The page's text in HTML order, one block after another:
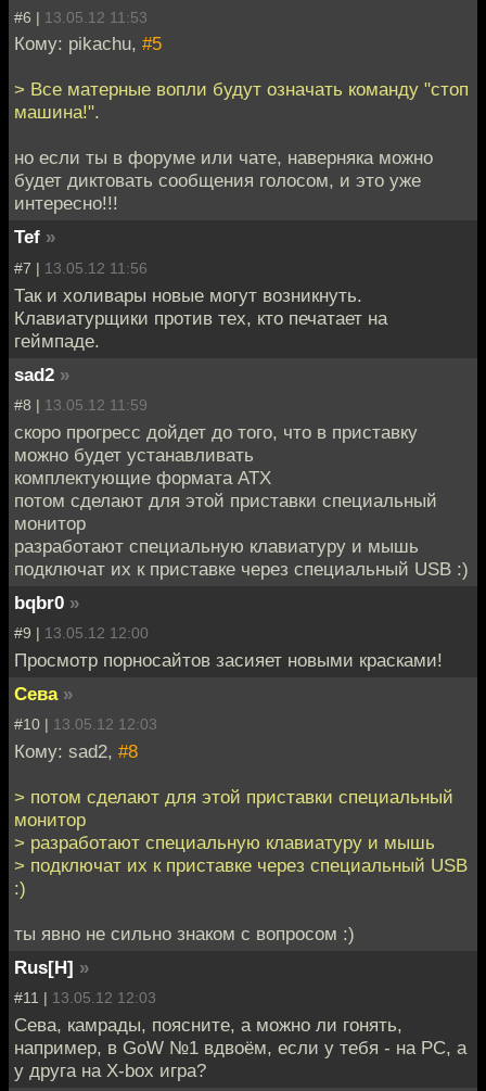
#6 | 13.05.12 11:53
Кому: pikachu, #5
> Все матерные вопли будут означать команду "стоп
машина!".
но если ты в форуме или чате, наверняка можно
будет диктовать сообщения голосом, и это уже
интересно!!!
Tef »
#7 | 13.05.12 11:56
Так и холивары новые могут возникнуть.
Клавиатурщики против тех, кто печатает на
геймпаде.
sad2 »
#8 | 13.05.12 11:59
скоро прогресс дойдет до того, что в приставку
можно будет устанавливать
комплектующие формата АТХ
потом сделают для этой приставки специальный
монитор
разработают специальную клавиатуру и мышь
подключат их к приставке через специальный USB :)
bqbr0 »
#9 | 13.05.12 12:00
Просмотр порносайтов засияет новыми красками!
Сева »
#10 | 13.05.12 12:03
Кому: sad2, #8
> потом сделают для этой приставки специальный
монитор
> разработают специальную клавиатуру и мышь
> подключат их к приставке через специальный USB
:)
ты явно не сильно знаком с вопросом :)
Rus[H] »
#11 | 13.05.12 12:03
Сева, камрады, поясните, а можно ли гонять,
например, в GoW №1 вдвоём, если у тебя - на PC, а
у друга на X-box игра?